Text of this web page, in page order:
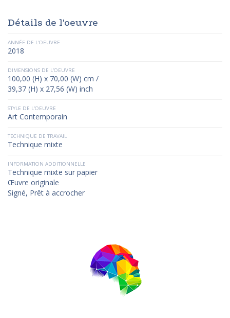
Détails de l'oeuvre
ANNÉE DE L'OEUVRE
2018
DIMENSIONS DE L'OEUVRE
100,00 (H) x 70,00 (W) cm /
39,37 (H) x 27,56 (W) inch
STYLE DE L'OEUVRE
Art Contemporain
TECHNIQUE DE TRAVAIL
Technique mixte
INFORMATION ADDITIONNELLE
Technique mixte sur papier
Œuvre originale
Signé, Prêt à accrocher